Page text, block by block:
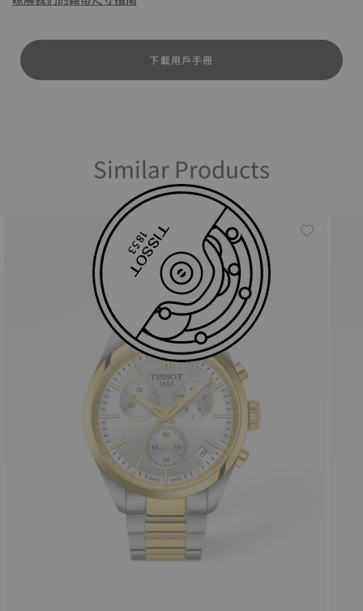
下載用戶手冊
Similar Products